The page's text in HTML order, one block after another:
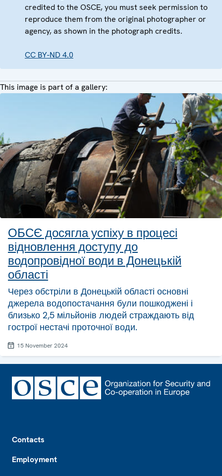
credited to the OSCE, you must seek permission to
reproduce them from the original photographer or
agency, as shown in the photograph credits.
CC BY-ND 4.0
This image is part of a gallery:
ОБСЄ досягла успіху в процесі
відновлення доступу до
водопровідної води в Донецькій
області
Через обстріли в Донецькій області основні
джерела водопостачання були пошкоджені і
близько 2,5 мільйонів людей страждають від
гострої нестачі проточної води.
15 November 2024
Contacts
Employment